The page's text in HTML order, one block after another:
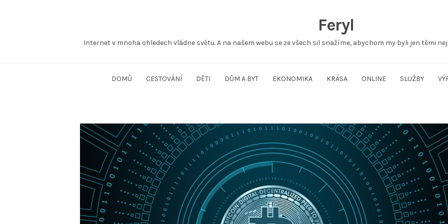
Feryl
Internet v mnoha ohledech vládne světu. A na našem webu se ze všech sil snažíme, abychom my byli jen těmi
DOMŮ CESTOVÁNÍ DĚTI DŮM A BYT EKONOMIKA KRÁSA ONLINE SLUŽBY